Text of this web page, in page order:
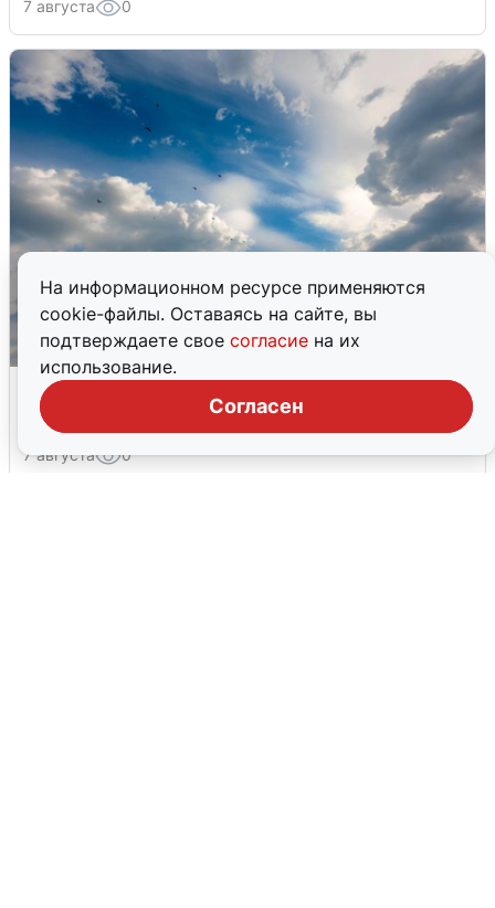
На информационном ресурсе применяются
cookie-файлы. Оставаясь на сайте, вы
подтверждаете свое согласие на их
использование.
Согласен
7 августа 0
МЧС ответило на сообщения о
грохоте в Москве
7 августа 0